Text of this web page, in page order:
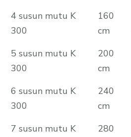
4 susun mutu K
300
160
cm
5 susun mutu K
300
200
cm
6 susun mutu K
300
240
cm
7 susun mutu K
280